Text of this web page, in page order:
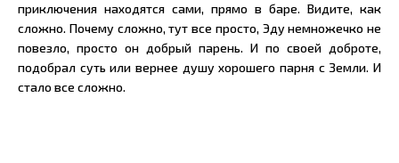
приключения находятся сами, прямо в баре. Видите, как
сложно. Почему сложно, тут все просто, Эду немножечко не
повезло, просто он добрый парень. И по своей доброте,
подобрал суть или вернее душу хорошего парня с Земли. И
стало все сложно.